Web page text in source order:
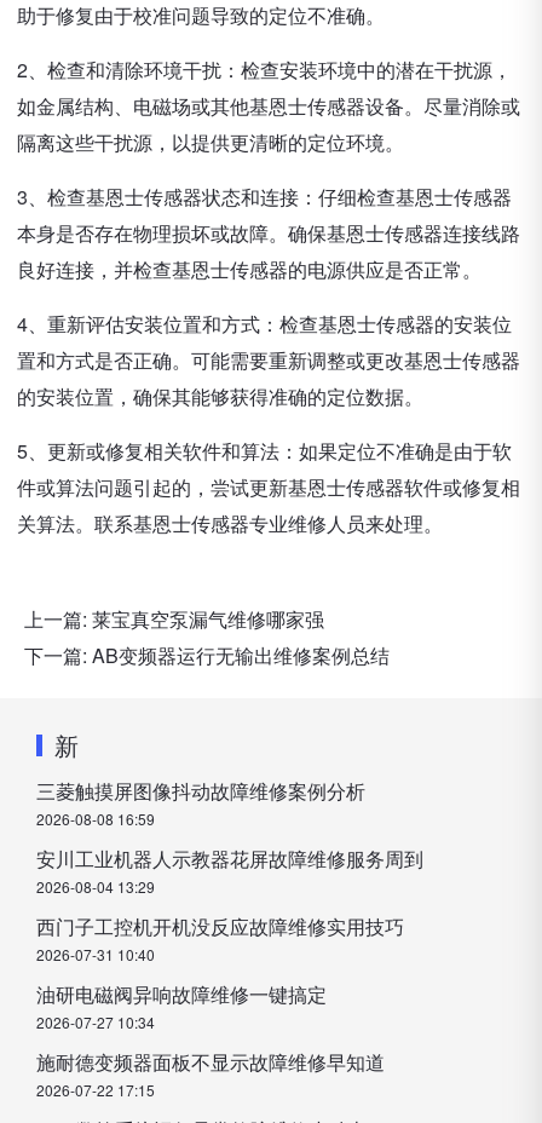
助于修复由于校准问题导致的定位不准确。
2、检查和清除环境干扰：检查安装环境中的潜在干扰源，
如金属结构、电磁场或其他基恩士传感器设备。尽量消除或
隔离这些干扰源，以提供更清晰的定位环境。
3、检查基恩士传感器状态和连接：仔细检查基恩士传感器
本身是否存在物理损坏或故障。确保基恩士传感器连接线路
良好连接，并检查基恩士传感器的电源供应是否正常。
4、重新评估安装位置和方式：检查基恩士传感器的安装位
置和方式是否正确。可能需要重新调整或更改基恩士传感器
的安装位置，确保其能够获得准确的定位数据。
5、更新或修复相关软件和算法：如果定位不准确是由于软
件或算法问题引起的，尝试更新基恩士传感器软件或修复相
关算法。联系基恩士传感器专业维修人员来处理。
上一篇: 莱宝真空泵漏气维修哪家强
下一篇: AB变频器运行无输出维修案例总结
新
三菱触摸屏图像抖动故障维修案例分析
2026-08-08 16:59
安川工业机器人示教器花屏故障维修服务周到
2026-08-04 13:29
西门子工控机开机没反应故障维修实用技巧
2026-07-31 10:40
油研电磁阀异响故障维修一键搞定
2026-07-27 10:34
施耐德变频器面板不显示故障维修早知道
2026-07-22 17:15